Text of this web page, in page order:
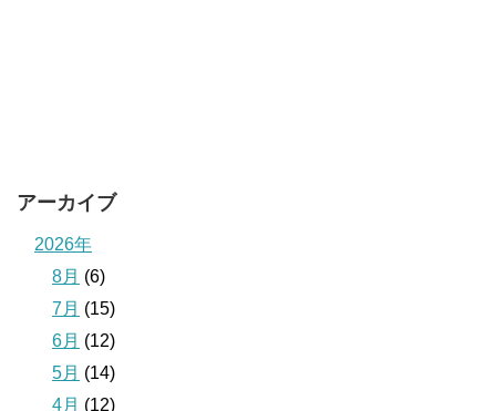
アーカイブ
2026年
8月 (6)
7月 (15)
6月 (12)
5月 (14)
4月 (12)